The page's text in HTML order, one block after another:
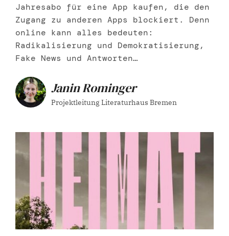
Jahresabo für eine App kaufen, die den
Zugang zu anderen Apps blockiert. Denn
online kann alles bedeuten:
Radikalisierung und Demokratisierung,
Fake News und Antworten…
Janin Rominger
Projektleitung Literaturhaus Bremen